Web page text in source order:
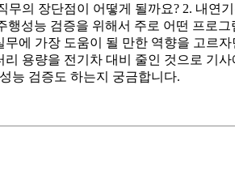
의 장단점이 어떻게 될까요? 2. 내연
성능 검증을 위해서 주로 어떤 프로
에 가장 도움이 될 만한 역향을 고르
용량을 전기차 대비 줄인 것으로 기
능 검증도 하는지 궁금합니다.